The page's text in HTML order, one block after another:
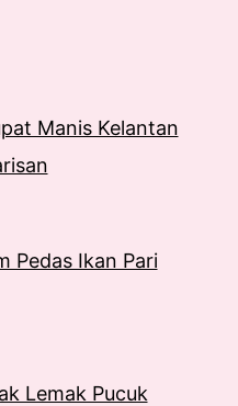
Manis Kelantan
Pedas Ikan Pari
Lemak Pucuk